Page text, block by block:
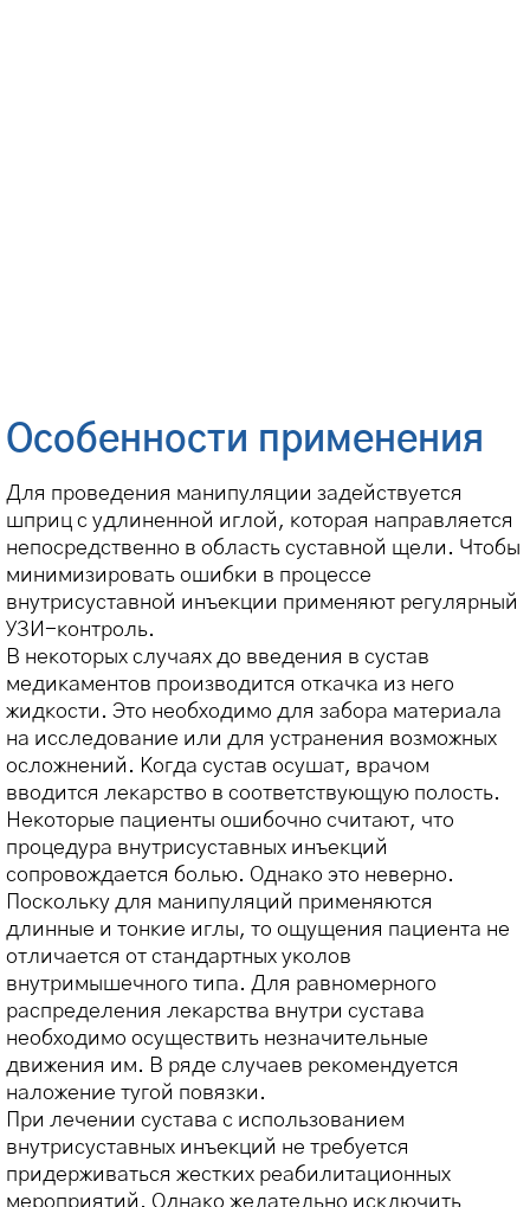
Особенности применения
Для проведения манипуляции задействуется
шприц с удлиненной иглой, которая направляется
непосредственно в область суставной щели. Чтобы
минимизировать ошибки в процессе
внутрисуставной инъекции применяют регулярный
УЗИ-контроль.
В некоторых случаях до введения в сустав
медикаментов производится откачка из него
жидкости. Это необходимо для забора материала
на исследование или для устранения возможных
осложнений. Когда сустав осушат, врачом
вводится лекарство в соответствующую полость.
Некоторые пациенты ошибочно считают, что
процедура внутрисуставных инъекций
сопровождается болью. Однако это неверно.
Поскольку для манипуляций применяются
длинные и тонкие иглы, то ощущения пациента не
отличается от стандартных уколов
внутримышечного типа. Для равномерного
распределения лекарства внутри сустава
необходимо осуществить незначительные
движения им. В ряде случаев рекомендуется
наложение тугой повязки.
При лечении сустава с использованием
внутрисуставных инъекций не требуется
придерживаться жестких реабилитационных
мероприятий. Однако желательно исключить